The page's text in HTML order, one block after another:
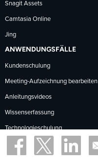
Snagit Assets
Camtasia Online
Jing
ANWENDUNGSFÄLLE
Kundenschulung
Meeting-Aufzeichnung bearbeiten
Anleitungsvideos
Wissenserfassung
Technologieschulung
Content-Erstellung